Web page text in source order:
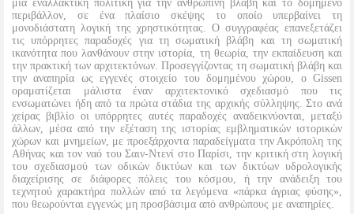
μια εναλλακτική πολιτική για την ανθρώπινη βλάβη και το δομημένο
περιβάλλον, σε ένα πλαίσιο σκέψης το οποίο υπερβαίνει τη
μονοδιάστατη λογική της χρηστικότητας. Ο συγγραφέας επανεξετάζει
τις υπόρρητες παραδοχές για τη σωματική βλάβη και τη σωματική
ικανότητα που λανθάνουν στην ιστορία, τη θεωρία, την εκπαίδευση και
την πρακτική των αρχιτεκτόνων. Προσεγγίζοντας τη σωματική βλάβη και
την αναπηρία ως εγγενές στοιχείο του δομημένου χώρου, ο Gissen
οραματίζεται μάλιστα έναν αρχιτεκτονικό σχεδιασμό που τις
ενσωματώνει ήδη από τα πρώτα στάδια της αρχικής σύλληψης. Στο ανά
χείρας βιβλίο οι υπόρρητες αυτές παραδοχές αναδεικνύονται, μεταξύ
άλλων, μέσα από την εξέταση της ιστορίας εμβληματικών ιστορικών
χώρων και μνημείων, με προεξάρχοντα παραδείγματα την Ακρόπολη της
Αθήνας και τον ναό του Σαιν-Ντενί στο Παρίσι, την κριτική στη λογική
του σχεδιασμού των οδικών δικτύων και των δικτύων υδρολογικής
διαχείρισης σε διάφορες πόλεις του κόσμου, ή την ανάδειξη του
τεχνητού χαρακτήρα πολλών από τα λεγόμενα «πάρκα άγριας φύσης»,
που θεωρούνται εγγενώς μη προσβάσιμα από ανθρώπους με αναπηρίες.